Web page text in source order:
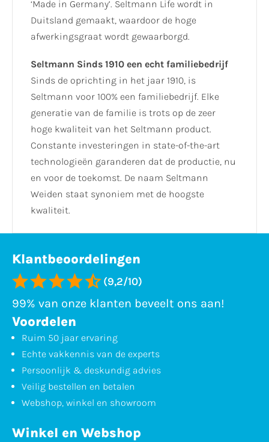
‘Made in Germany’. Seltmann Life wordt in
Duitsland gemaakt, waardoor de hoge
afwerkingsgraat wordt gewaarborgd.
Seltmann Sinds 1910 een echt familiebedrijf
Sinds de oprichting in het jaar 1910, is
Seltmann voor 100% een familiebedrijf. Elke
generatie van de familie is trots op de zeer
hoge kwaliteit van het Seltmann product.
Constante investeringen in state-of-the-art
technologieën garanderen dat de productie, nu
en voor de toekomst. De naam Seltmann
Weiden staat synoniem met de hoogste
kwaliteit.
Klantbeoordelingen
(9,2/10)
99% van onze klanten beveelt ons aan!
Voordelen
Ruim 50 jaar ervaring
Echte vakkennis van de experts
Persoonlijk & deskundig advies
Veilig bestellen en betalen
Webshop, winkel en showroom
Winkel en Webshop